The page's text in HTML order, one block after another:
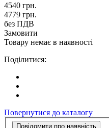
4540 грн.
4779 грн.
без ПДВ
Замовити
Товару немає в наявності
Поділитися:
Повернутися до каталогу
Повідомити про наявність